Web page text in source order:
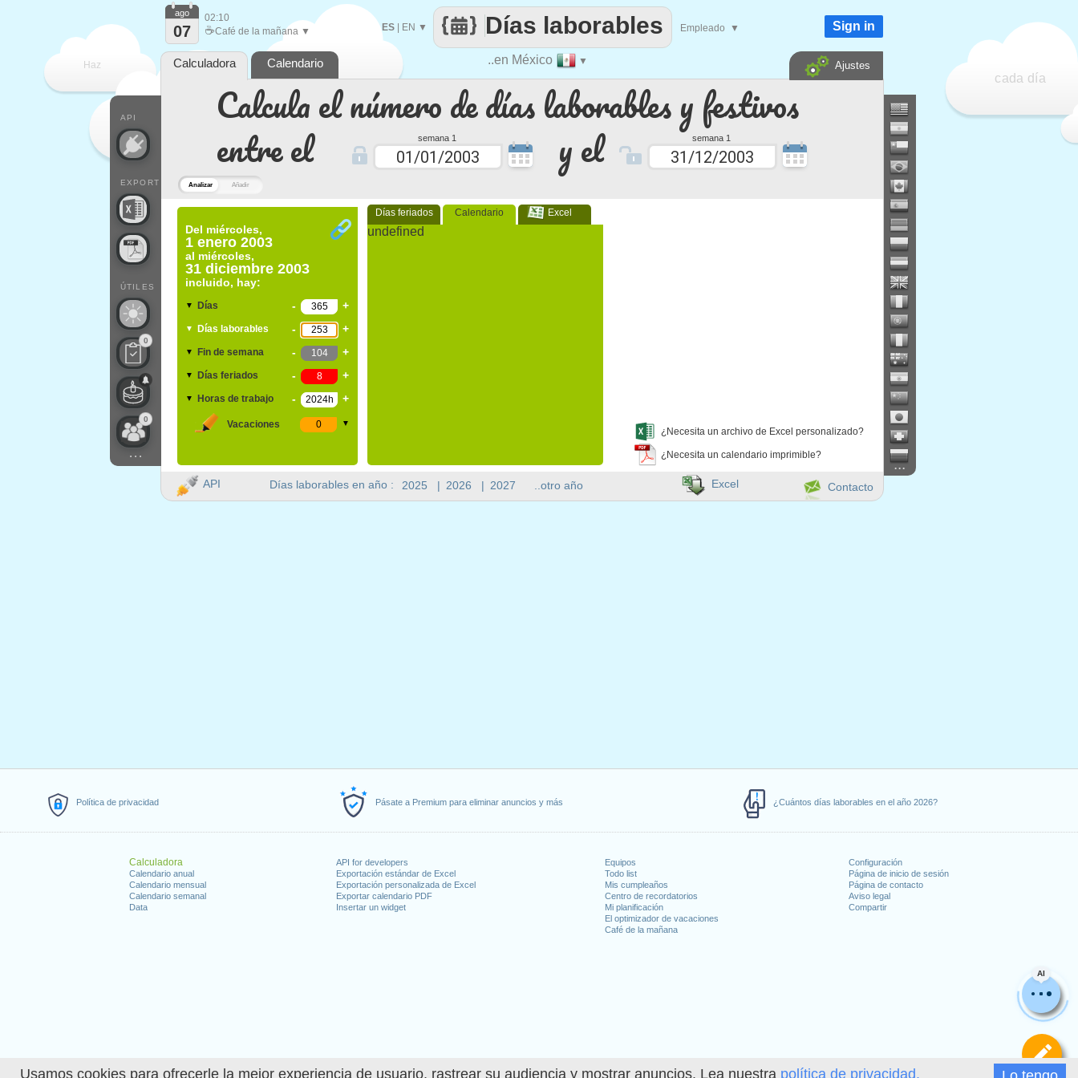
Usamos cookies para ofrecerle la mejor experiencia de usuario, rastrear su audiencia y mostrar anuncios. Lea nuestra política de privacidad.
Política de privacidad Pásate a Premium para eliminar anuncios y más ¿Cuántos días laborables en el año 2026?
Calculadora
Calendario anual
Calendario mensual
Calendario semanal
Data
API for developers
Exportación estándar de Excel
Exportación personalizada de Excel
Exportar calendario PDF
Insertar un widget
Equipos
Todo list
Mis cumpleaños
Centro de recordatorios
Mi planificación
El optimizador de vacaciones
Café de la mañana
Configuración
Página de inicio de sesión
Página de contacto
Aviso legal
Compartir
Analizar Añadir
Calcula el número de días laborables y festivos
entre el
semana 1 y el semana 1
Del miércoles,
1 enero 2003
al miércoles,
31 diciembre 2003
incluido, hay:
▼ Días - +
▼ Días laborables - +
▼ Fin de semana - +
▼ Días feriados - +
▼ Horas de trabajo - +
Vacaciones ▼
Días feriados Calendario Excel
undefined
¿Necesita un archivo de Excel personalizado?
¿Necesita un calendario imprimible?
AI
Haz
cada día
..en México ▼
Días laborables
ES EN ▼ Empleado ▼
API
EXPORT
ÚTILES
0
0
...
ago
07
02:10
☕Café de la mañana ▼ Sign in
Calculadora Calendario Ajustes
Días laborables en año : 2025 | 2026 | 2027 ..otro año
...
API Contacto
Excel